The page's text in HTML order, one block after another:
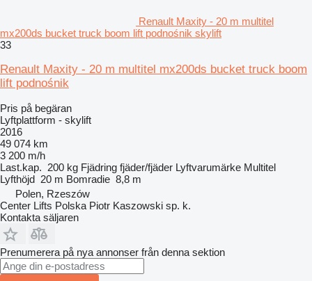
Renault Maxity - 20 m multitel
mx200ds bucket truck boom lift podnośnik skylift
33
Renault Maxity - 20 m multitel mx200ds bucket truck boom
lift podnośnik
Pris på begäran
Lyftplattform - skylift
2016
49 074 km
3 200 m/h
Last.kap. 200 kg Fjädring fjäder/fjäder Lyftvarumärke Multitel
Lyfthöjd 20 m Bomradie 8,8 m
Polen, Rzeszów
Center Lifts Polska Piotr Kaszowski sp. k.
Kontakta säljaren
Prenumerera på nya annonser från denna sektion